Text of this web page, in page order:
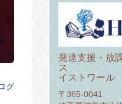
グ
発達支援・放
ス
イストワール
〒365-0041